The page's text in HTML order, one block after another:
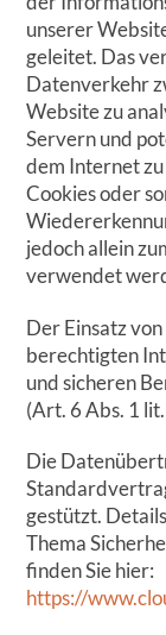
unserer
geleitet. Das
Datenverkehr
Website zu
Servern und
dem Internet
Cookies oder
jedoch allein
verwendet
Der Einsatz
berechtigten
und sicheren
(Art. 6 Abs. 1
Die
gestützt.
Thema
finden Sie hier:
https://